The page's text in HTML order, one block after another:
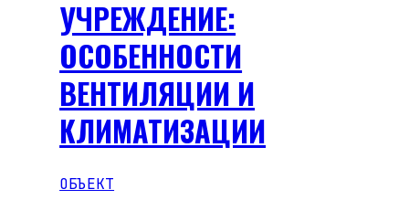
УЧРЕЖДЕНИЕ:
ОСОБЕННОСТИ
ВЕНТИЛЯЦИИ И
КЛИМАТИЗАЦИИ
ОБЪЕКТ